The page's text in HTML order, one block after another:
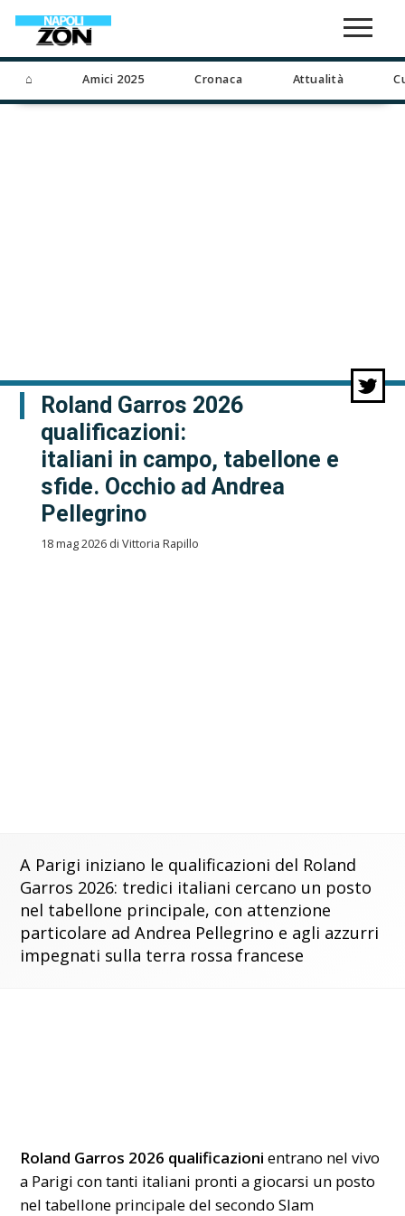
⌂ Amici 2025 Cronaca Attualità
Roland Garros 2026
qualificazioni:
italiani in campo, tabellone e
sfide. Occhio ad Andrea
Pellegrino
18 mag 2026 di Vittoria Rapillo
A Parigi iniziano le qualificazioni del Roland
Garros 2026: tredici italiani cercano un posto
nel tabellone principale, con attenzione
particolare ad Andrea Pellegrino e agli azzurri
impegnati sulla terra rossa francese
Roland Garros 2026 qualificazioni entrano nel vivo
a Parigi con tanti italiani pronti a giocarsi un posto
nel tabellone principale del secondo Slam